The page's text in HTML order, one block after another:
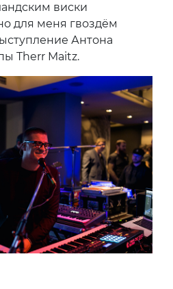
виски
для меня гвоздём
Антона
Therr Maitz.